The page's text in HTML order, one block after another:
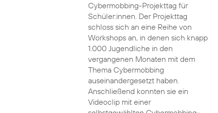
Cybermobbing-Projekttag für
Schüler:innen. Der Projekttag
schloss sich an eine Reihe von
Workshops an, in denen sich knapp
1.000 Jugendliche in den
vergangenen Monaten mit dem
Thema Cybermobbing
auseinandergesetzt haben.
Anschließend konnten sie ein
Videoclip mit einer